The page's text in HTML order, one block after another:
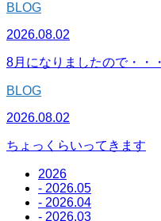
BLOG
2026.08.02
8月になりましたので・・
BLOG
2026.08.02
ちょっくらいってきます
2026
- 2026.05
- 2026.04
- 2026.03